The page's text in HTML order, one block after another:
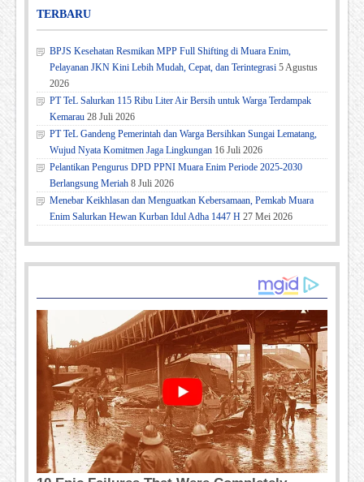
TERBARU
BPJS Kesehatan Resmikan MPP Full Shifting di Muara Enim,
Pelayanan JKN Kini Lebih Mudah, Cepat, dan Terintegrasi 5 Agustus
2026
PT TeL Salurkan 115 Ribu Liter Air Bersih untuk Warga Terdampak
Kemarau 28 Juli 2026
PT TeL Gandeng Pemerintah dan Warga Bersihkan Sungai Lematang,
Wujud Nyata Komitmen Jaga Lingkungan 16 Juli 2026
Pelantikan Pengurus DPD PPNI Muara Enim Periode 2025-2030
Berlangsung Meriah 8 Juli 2026
Menebar Keikhlasan dan Menguatkan Kebersamaan, Pemkab Muara
Enim Salurkan Hewan Kurban Idul Adha 1447 H 27 Mei 2026